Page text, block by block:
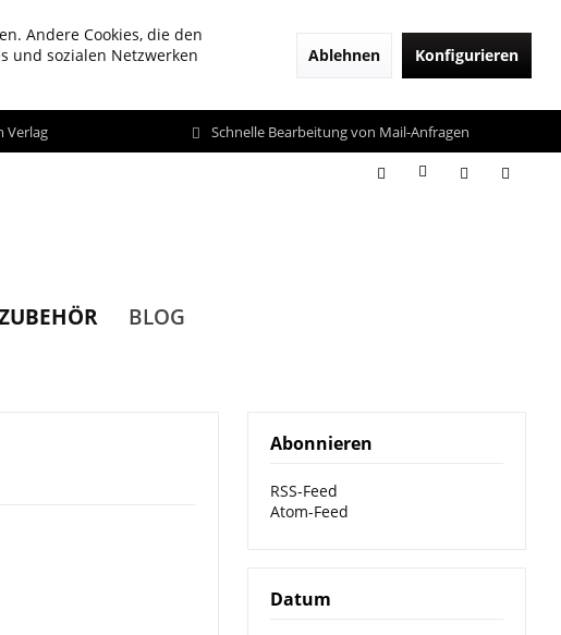
Andere Cookies, die den
und sozialen Netzwerken
Ablehnen Konfigurieren
Verlag Schnelle Bearbeitung von Mail-Anfragen
BLOG
Abonnieren
RSS-Feed
Atom-Feed
Datum